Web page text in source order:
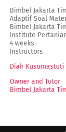
Bimbel Jakarta
Adaptif Soal
Bimbel Jakarta
Institute
4 weeks
Instructors
Diah Kusumastuti
Owner and Tutor
Bimbel Jakarta